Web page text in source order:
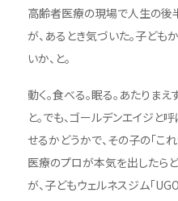
高齢者医療の現場で人生の後
が、あるとき気づいた。子ども
いか、と。
動く。食べる。眠る。あたりま
と。でも、ゴールデンエイジ
せるかどうかで、その子の「こ
医療のプロが本気を出したら
が、子どもウェルネスジム「